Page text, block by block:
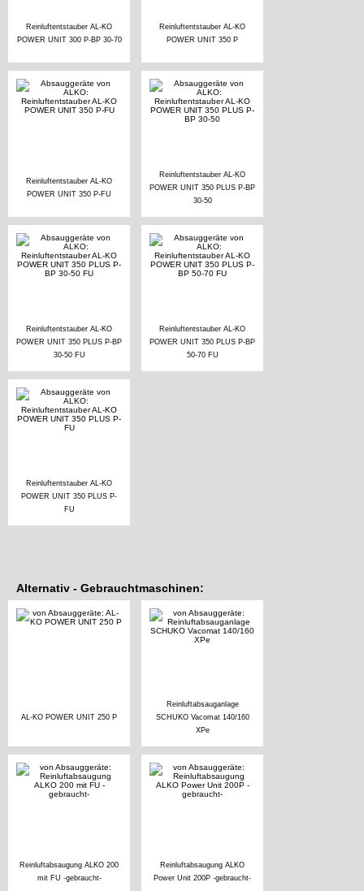
Reinluftentstauber AL-KO
POWER UNIT 300 P-BP 30-70
Reinluftentstauber AL-KO
POWER UNIT 350 P
Reinluftentstauber AL-KO
POWER UNIT 350 P-FU
Reinluftentstauber AL-KO
POWER UNIT 350 PLUS P-BP
30-50
Reinluftentstauber AL-KO
POWER UNIT 350 PLUS P-BP
30-50 FU
Reinluftentstauber AL-KO
POWER UNIT 350 PLUS P-BP
50-70 FU
Reinluftentstauber AL-KO
POWER UNIT 350 PLUS P-
FU
Alternativ - Gebrauchtmaschinen:
AL-KO POWER UNIT 250 P
Reinluftabsauganlage
SCHUKO Vacomat 140/160
XPe
Reinluftabsaugung ALKO 200
mit FU -gebraucht-
Reinluftabsaugung ALKO
Power Unit 200P -gebraucht-